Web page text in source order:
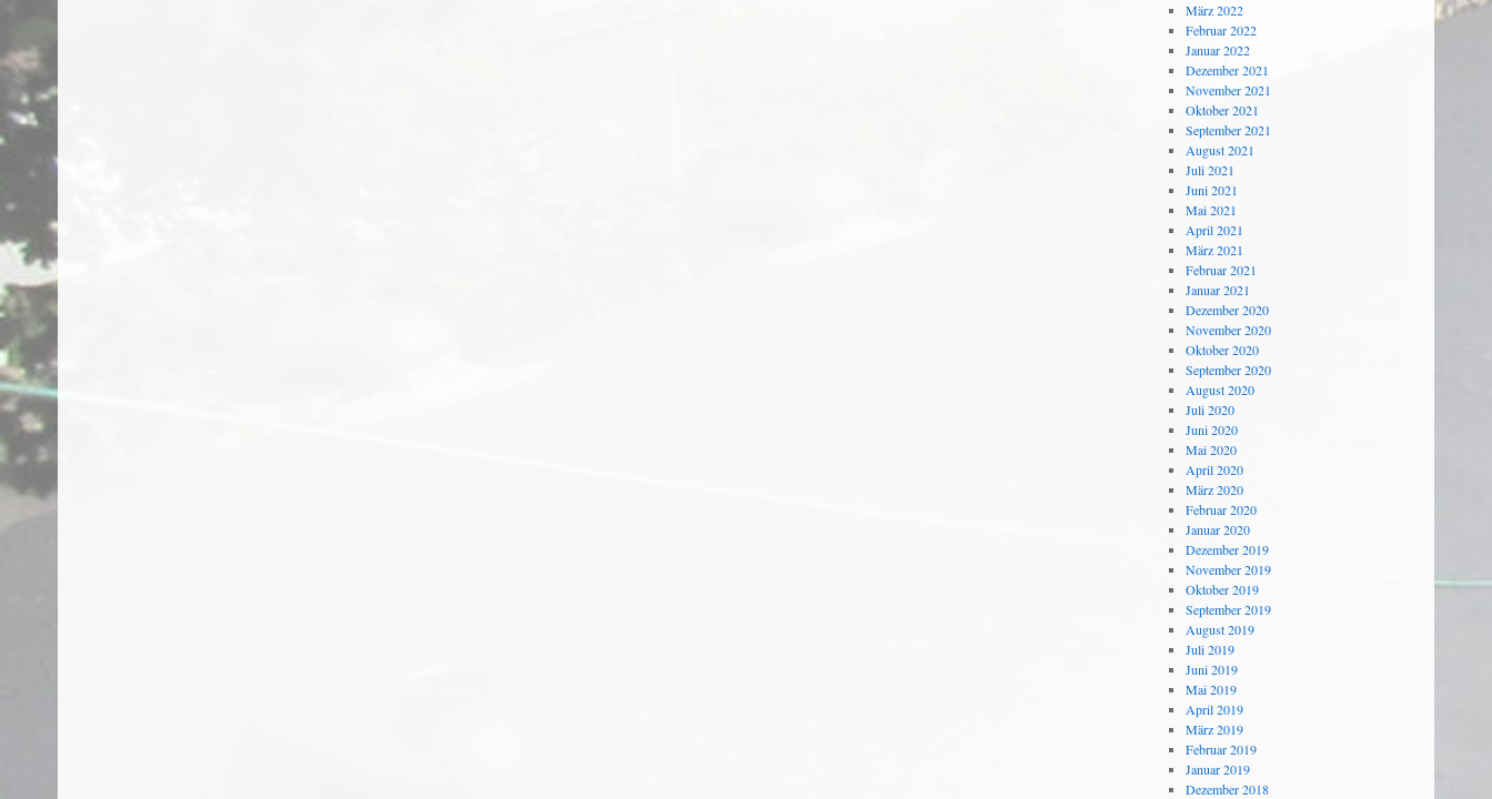
März 2022
Februar 2022
Januar 2022
Dezember 2021
November 2021
Oktober 2021
September 2021
August 2021
Juli 2021
Juni 2021
Mai 2021
April 2021
März 2021
Februar 2021
Januar 2021
Dezember 2020
November 2020
Oktober 2020
September 2020
August 2020
Juli 2020
Juni 2020
Mai 2020
April 2020
März 2020
Februar 2020
Januar 2020
Dezember 2019
November 2019
Oktober 2019
September 2019
August 2019
Juli 2019
Juni 2019
Mai 2019
April 2019
März 2019
Februar 2019
Januar 2019
Dezember 2018